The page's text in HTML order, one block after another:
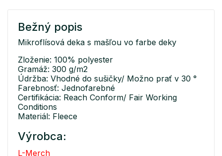
Bežný popis
Mikroflísová deka s mašľou vo farbe deky
Zloženie: 100% polyester
Gramáž: 300 g/m2
Údržba: Vhodné do sušičky/ Možno prať v 30 °
Farebnosť: Jednofarebné
Certifikácia: Reach Conform/ Fair Working
Conditions
Materiál: Fleece
Výrobca:
L-Merch